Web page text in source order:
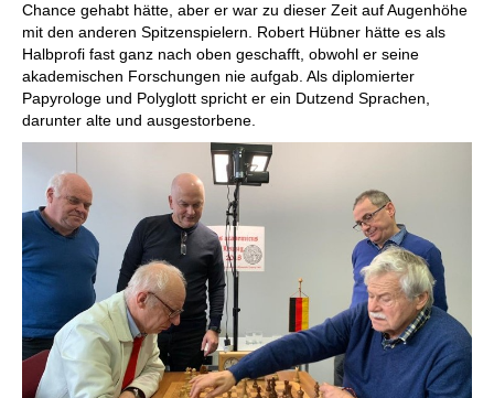
Chance gehabt hätte, aber er war zu dieser Zeit auf Augenhöhe
mit den anderen Spitzenspielern. Robert Hübner hätte es als
Halbprofi fast ganz nach oben geschafft, obwohl er seine
akademischen Forschungen nie aufgab. Als diplomierter
Papyrologe und Polyglott spricht er ein Dutzend Sprachen,
darunter alte und ausgestorbene.